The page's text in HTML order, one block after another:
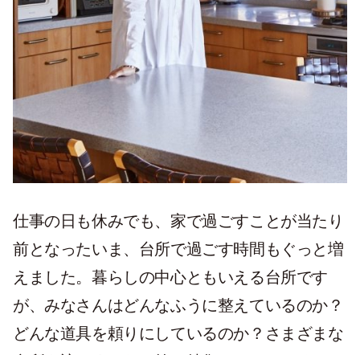
仕事の日も休みでも、家で過ごすことが当たり
前となったいま、台所で過ごす時間もぐっと増
えました。暮らしの中心ともいえる台所です
が、みなさんはどんなふうに整えているのか？
どんな道具を頼りにしているのか？さまざまな